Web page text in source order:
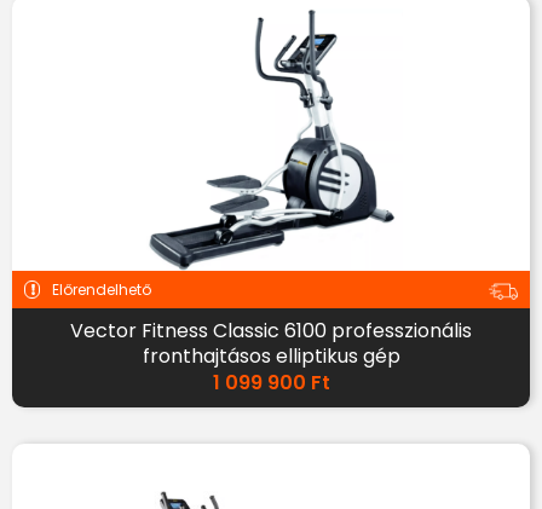
Előrendelhető
Vector Fitness Classic 6100 professzionális
fronthajtásos elliptikus gép
1 099 900 Ft